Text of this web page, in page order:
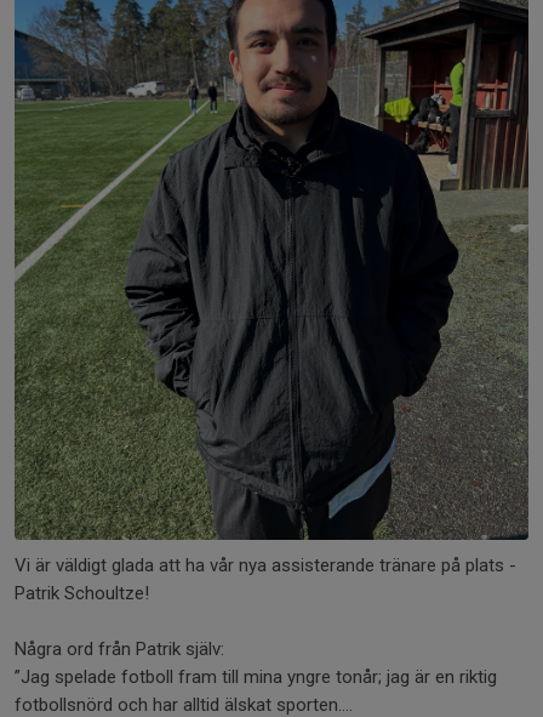
Vi är väldigt glada att ha vår nya assisterande tränare på plats -
Patrik Schoultze!
Några ord från Patrik själv:
”Jag spelade fotboll fram till mina yngre tonår; jag är en riktig
fotbollsnörd och har alltid älskat sporten....